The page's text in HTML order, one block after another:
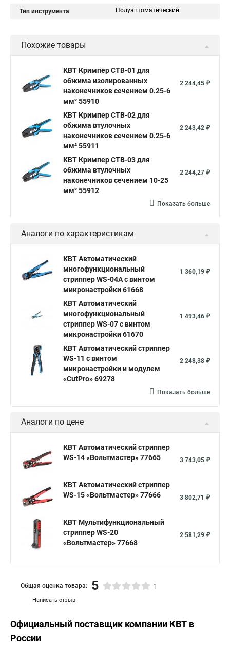
Тип инструмента Полуавтоматический
Похожие товары
КВТ Кримпер CTB-01 для
обжима изолированных
наконечников сечением 0.25-6
мм² 55910
2 244,45 ₽
КВТ Кримпер CTB-02 для
обжима втулочных
наконечников сечением 0.25-6
мм² 55911
2 243,42 ₽
КВТ Кримпер CTB-03 для
обжима втулочных
наконечников сечением 10-25
мм² 55912
2 244,27 ₽
Показать больше
Аналоги по характеристикам
КВТ Автоматический
многофункциональный
стриппер WS-04A с винтом
микронастройки 61668
1 360,19 ₽
КВТ Автоматический
многофункциональный
стриппер WS-07 с винтом
микронастройки 61670
1 493,46 ₽
КВТ Автоматический стриппер
WS-11 с винтом
микронастройки и модулем
«CutPro» 69278
2 248,38 ₽
Показать больше
Аналоги по цене
КВТ Автоматический стриппер
WS-14 «Вольтмастер» 77665
3 743,05 ₽
КВТ Автоматический стриппер
WS-15 «Вольтмастер» 77666
3 802,71 ₽
КВТ Мультифункциональный
стриппер WS-20
«Вольтмастер» 77668
2 581,29 ₽
Написать отзыв
Общая оценка товара: 5 1
Официальный поставщик компании КВТ в
России